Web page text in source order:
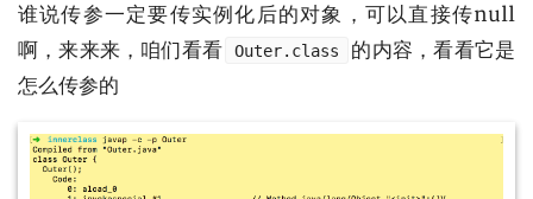
谁说传参一定要传实例化后的对象，可以直接传null
啊，来来来，咱们看看
Outer.class
的内容，看看它是
怎么传参的